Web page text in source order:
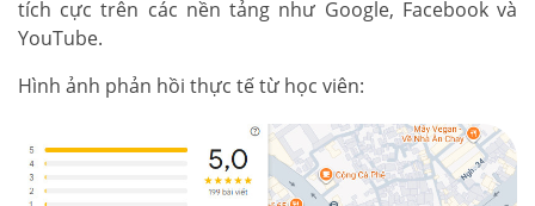
tích cực trên các nền tảng như Google, Facebook và
YouTube.
Hình ảnh phản hồi thực tế từ học viên: